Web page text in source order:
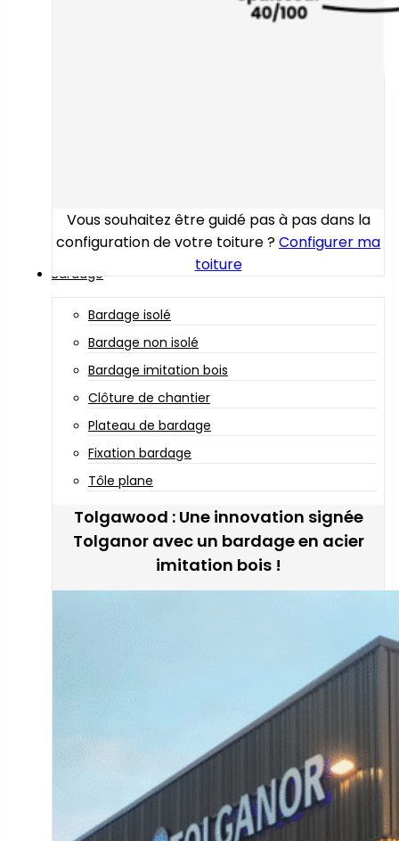
Vous souhaitez être guidé pas à pas dans la
configuration de votre toiture ?Configurer ma
toiture
Bardage
Bardage isolé
Bardage non isolé
Bardage imitation bois
Clôture de chantier
Plateau de bardage
Fixation bardage
Tôle plane
Tolgawood : Une innovation signée
Tolganor avec un bardage en acier
imitation bois !